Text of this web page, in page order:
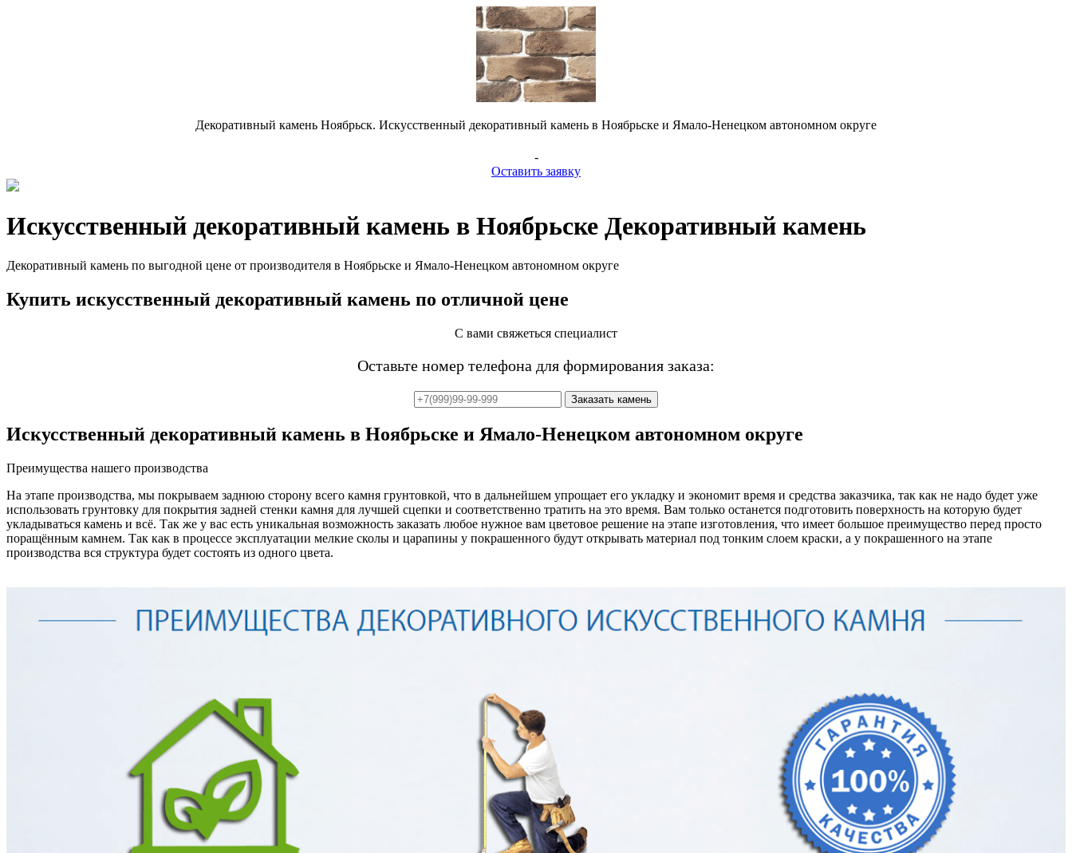
Декоративный камень Ноябрьск. Искусственный декоративный камень в Ноябрьске и Ямало-Ненецком автономном округе
-
Оставить заявку
Искусственный декоративный камень в Ноябрьске Декоративный камень
Декоративный камень по выгодной цене от производителя в Ноябрьске и Ямало-Ненецком автономном округе
Купить искусственный декоративный камень по отличной цене
С вами свяжеться специалист
Оставьте номер телефона для формирования заказа:
Искусственный декоративный камень в Ноябрьске и Ямало-Ненецком автономном округе
Преимущества нашего производства
На этапе производства, мы покрываем заднюю сторону всего камня грунтовкой, что в дальнейшем упрощает его укладку и экономит время и средства заказчика, так как не надо будет уже
использовать грунтовку для покрытия задней стенки камня для лучшей сцепки и соответственно тратить на это время. Вам только останется подготовить поверхность на которую будет
укладываться камень и всё. Так же у вас есть уникальная возможность заказать любое нужное вам цветовое решение на этапе изготовления, что имеет большое преимущество перед просто
поращённым камнем. Так как в процессе эксплуатации мелкие сколы и царапины у покрашенного будут открывать материал под тонким слоем краски, а у покрашенного на этапе
производства вся структура будет состоять из одного цвета.